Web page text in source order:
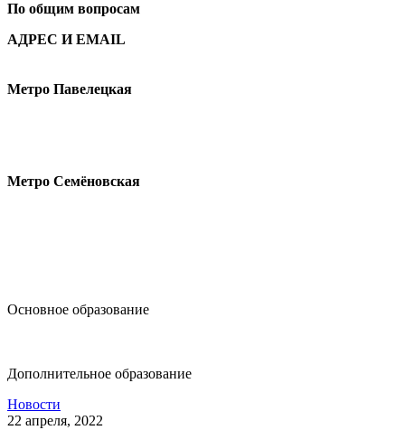
По общим вопросам
АДРЕС И EMAIL
Метро Павелецкая
Метро Семёновская
Основное образование
Дополнительное образование
Новости
22 апреля, 2022